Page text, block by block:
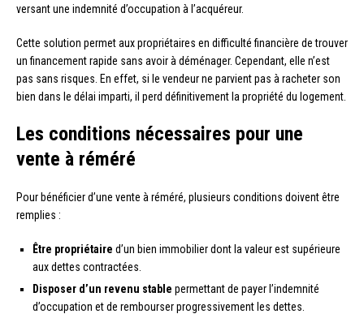
versant une indemnité d’occupation à l’acquéreur.
Cette solution permet aux propriétaires en difficulté financière de trouver
un financement rapide sans avoir à déménager. Cependant, elle n’est
pas sans risques. En effet, si le vendeur ne parvient pas à racheter son
bien dans le délai imparti, il perd définitivement la propriété du logement.
Les conditions nécessaires pour une
vente à réméré
Pour bénéficier d’une vente à réméré, plusieurs conditions doivent être
remplies :
Être propriétaire d’un bien immobilier dont la valeur est supérieure
aux dettes contractées.
Disposer d’un revenu stable permettant de payer l’indemnité
d’occupation et de rembourser progressivement les dettes.